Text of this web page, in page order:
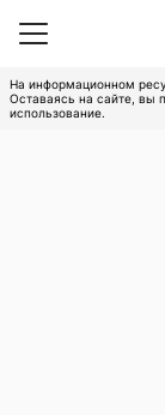
На информационном
Оставаясь на сайте, вы
использование.